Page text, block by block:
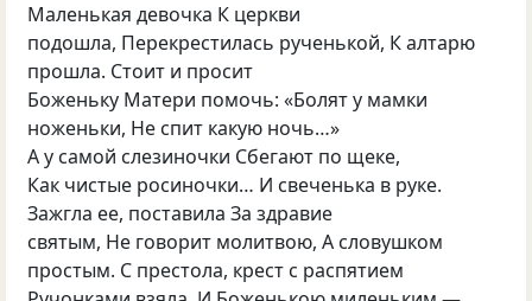
Маленькая девочка К церкви
подошла, Перекрестилась рученькой, К алтарю
прошла. Стоит и просит
Боженьку Матери помочь: «Болят у мамки
ноженьки, Не спит какую ночь…»
А у самой слезиночки Сбегают по щеке,
Как чистые росиночки… И свеченька в руке.
Зажгла ее, поставила За здравие
святым, Не говорит молитвою, А словушком
простым. С престола, крест с распятием